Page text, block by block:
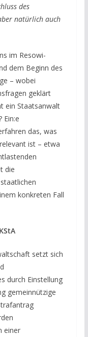
des
natürlich auch
im Resowi-
dem Beginn des
– wobei
geklärt
ein Staatsanwalt
Ein:e
das, was
ist – etwa
die
konkreten Fall
setzt sich
durch Einstellung
gemeinnützige
einer